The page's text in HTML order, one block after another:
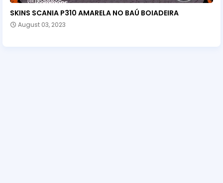
SKINS SCANIA P310 AMARELA NO BAÚ BOIADEIRA
August 03, 2023